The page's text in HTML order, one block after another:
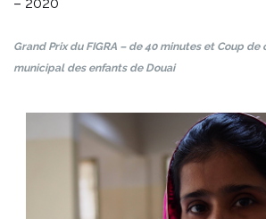
Grand Prix du FIGRA – de 40 minutes et Coup
municipal des enfants de Douai